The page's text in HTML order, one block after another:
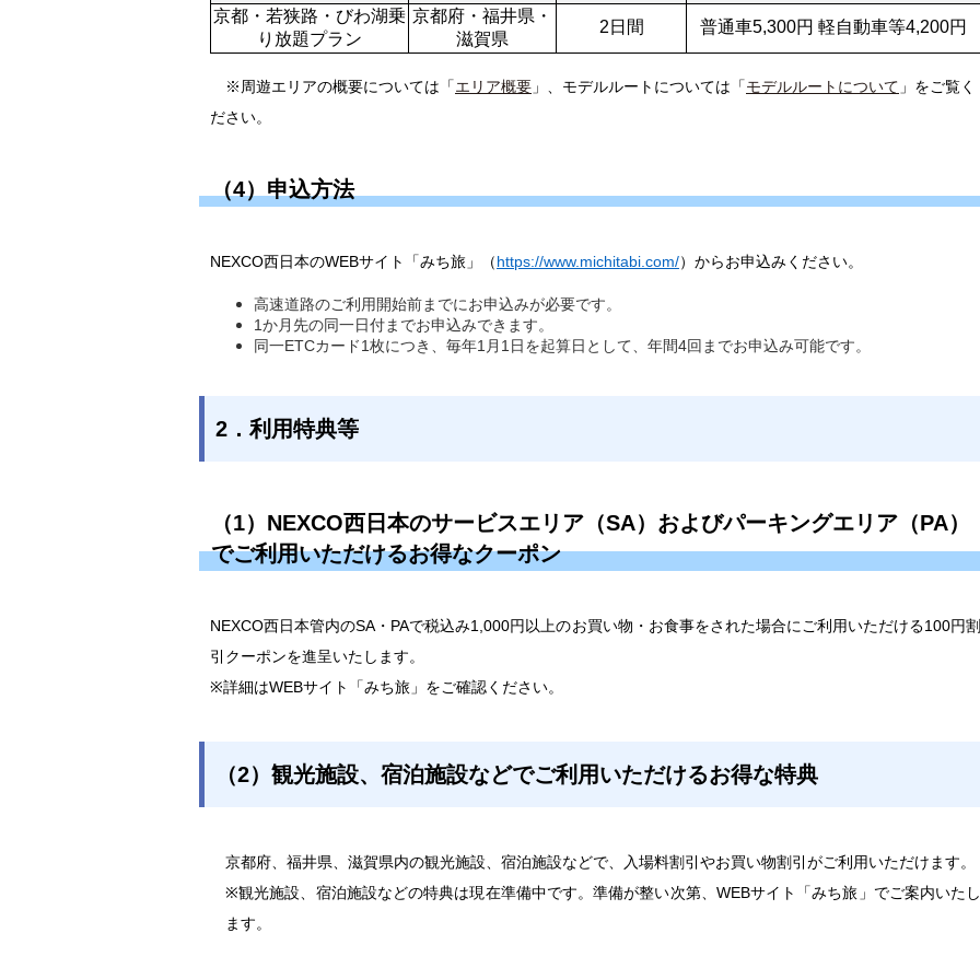
京都・若狭路・びわ湖乗
り放題プラン
京都府・福井県・
滋賀県
2日間 普通車5,300円 軽自動車等4,200円
※周遊エリアの概要については「エリア概要 」、モデルルートについては「モデルルートについて 」をご覧く
ださい。
（4）申込方法
NEXCO西日本のWEBサイト「みち旅」（https://www.michitabi.com/）からお申込みください。
高速道路のご利用開始前までにお申込みが必要です。
1か月先の同一日付までお申込みできます。
同一ETCカード1枚につき、毎年1月1日を起算日として、年間4回までお申込み可能です。
2．利用特典等
（1）NEXCO西日本のサービスエリア（SA）およびパーキングエリア（PA）
でご利用いただけるお得なクーポン
NEXCO西日本管内のSA・PAで税込み1,000円以上のお買い物・お食事をされた場合にご利用いただける100円
引クーポンを進呈いたします。
※詳細はWEBサイト「みち旅」をご確認ください。
（2）観光施設、宿泊施設などでご利用いただけるお得な特典
京都府、福井県、滋賀県内の観光施設、宿泊施設などで、入場料割引やお買い物割引がご利用いただけます。
※観光施設、宿泊施設などの特典は現在準備中です。準備が整い次第、WEBサイト「みち旅」でご案内いた
ます。